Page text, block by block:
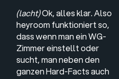
(lacht)Ok, alles klar. Also
heyroom funktioniert so,
dass wenn man ein WG-
Zimmer einstellt oder
sucht, man neben den
ganzen Hard-Facts auch